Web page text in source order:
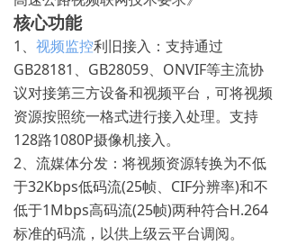
核心功能
1、 视频监控利旧接入：支持通过
GB28181、GB28059、ONVIF等主流协
议对接第三方设备和视频平台，可将视频
资源按照统一格式进行接入处理。支持
128路1080P摄像机接入。
2、流媒体分发：将视频资源转换为不低
于32Kbps低码流(25帧、CIF分辨率)和不
低于1Mbps高码流(25帧)两种符合H.264
标准的码流，以供上级云平台调阅。